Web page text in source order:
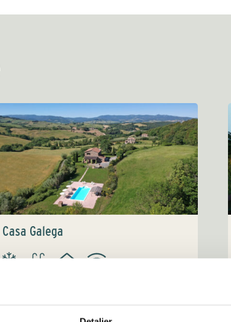
Casa Galega
omgivelser, og kun 17 km fra kysten. Huset har